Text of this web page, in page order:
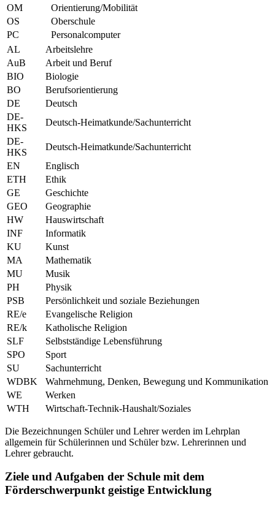
OM
Orientierung/Mobilität
OS
Oberschule
PC
Personalcomputer
AL
Arbeitslehre
AuB
Arbeit und Beruf
BIO
Biologie
BO
Berufsorientierung
DE
Deutsch
DE-
HKS
Deutsch-Heimatkunde/Sachunterricht
DE-
HKS
Deutsch-Heimatkunde/Sachunterricht
EN
Englisch
ETH
Ethik
GE
Geschichte
GEO
Geographie
HW
Hauswirtschaft
INF
Informatik
KU
Kunst
MA
Mathematik
MU
Musik
PH
Physik
PSB
Persönlichkeit und soziale Beziehungen
RE/e
Evangelische Religion
RE/k
Katholische Religion
SLF
Selbstständige Lebensführung
SPO
Sport
SU
Sachunterricht
WDBK
Wahrnehmung, Denken, Bewegung und Kommunikation
WE
Werken
WTH
Wirtschaft-Technik-Haushalt/Soziales
Die Bezeichnungen Schüler und Lehrer werden im Lehrplan
allgemein für Schülerinnen und Schüler bzw. Lehrerinnen und
Lehrer gebraucht.
Ziele und Aufgaben der Schule mit dem
Förderschwerpunkt geistige Entwicklung